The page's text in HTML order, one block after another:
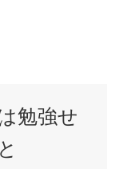
勉強せ